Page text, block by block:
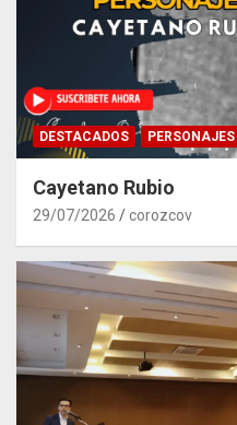
DESTACADOS PERSONAJES
Cayetano Rubio
29/07/2026 corozcov